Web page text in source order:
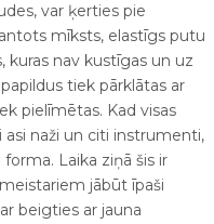
var ķerties pie
mīksts, elastīgs putu
kuras nav kustīgas un uz
tiek pārklātas ar
pielīmētas. Kad visas
naži un citi instrumenti,
Laika ziņā šis ir
jābūt īpaši
beigties ar jauna